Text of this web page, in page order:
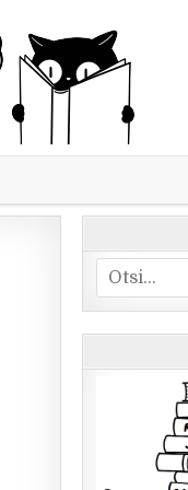
Otsi